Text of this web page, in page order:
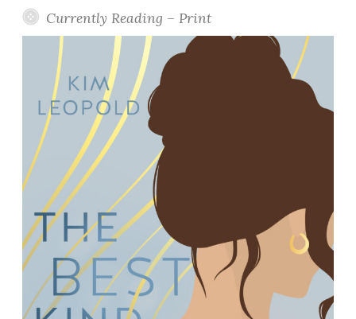
Currently Reading – Print